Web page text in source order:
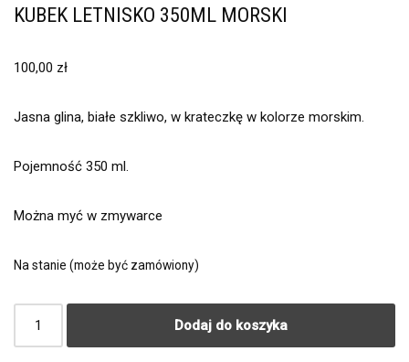
KUBEK LETNISKO 350ML MORSKI
100,00 zł
Jasna glina, białe szkliwo, w krateczkę w kolorze morskim.
Pojemność 350 ml.
Można myć w zmywarce
Na stanie (może być zamówiony)
Dodaj do koszyka